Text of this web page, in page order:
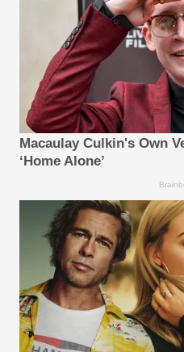
Macaulay Culkin's Own
‘Home Alone’